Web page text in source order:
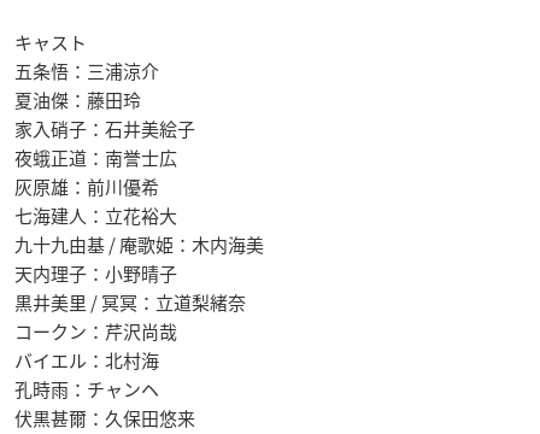
キャスト
五条悟：三浦涼介
夏油傑：藤田玲
家入硝子：石井美絵子
夜蛾正道：南誉士広
灰原雄：前川優希
七海建人：立花裕大
九十九由基 / 庵歌姫：木内海美
天内理子：小野晴子
黒井美里 / 冥冥：立道梨緒奈
コークン：芹沢尚哉
バイエル：北村海
孔時雨：チャンヘ
伏黒甚爾：久保田悠来